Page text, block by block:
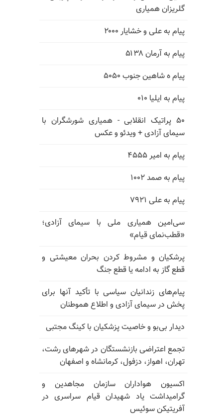
گلریزان همیاری
پیام به علی و خشایار ۲۰۰۰
پیام به آرمان ۵۱۳۸
پیام ه شاهین جنوب ۵۰۵۰
پیام به ایلیا ۰۱۰
۵۰ پراتیک انقلابی - همیاری شورشگران با
سیمای آزادی + ویدئو و عکس
پیام به امیر ۴۵۵۵
پیام به صمد ۱۰۰۲
پیام به علی ۷۹۲۱
سی‌امین همیاری ملی با سیمای آزادی؛
«قطب‌نمای قیام»
پرشکیان و مشروط کردن بحران معیشتی و
قطع گاز به ادامه یا قطع جنگ
پیام‌های زندانیان سیاسی با تأکید آنها برای
پخش در سیمای آزادی و اطلاع هموطنان
دیدار بی‌بو و خاصیت پزشکیان با کینگ مجتبی
تجمع اعتراضی بازنشستگان در شهرهای رشت،
تهران، اهواز، دزفول، کرمانشاه و اصفهان
اکسیون هواداران سازمان مجاهدین و
گرامیداشت یاد شهیدان قیام سراسری در
آفریتیکن سوئیس